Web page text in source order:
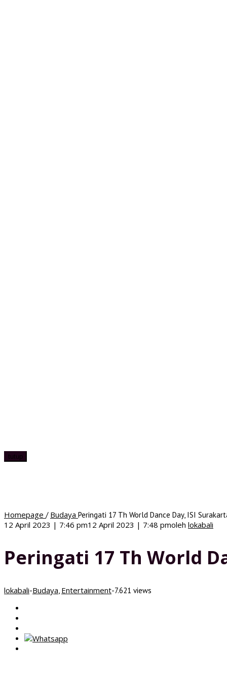
tutup
Homepage / Budaya Peringati 17 Th World Dance Day, ISI
12 April 2023 | 7:46 pm12 April 2023 | 7:48 pmoleh lokabali
Peringati 17 Th World
lokabali-Budaya Entertainment-7.621 views